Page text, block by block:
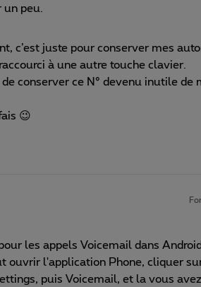
peu.
c’est juste pour conserver mes
à une autre touche clavier.
conserver ce N° devenu inutile de
😉
les appels Voicemail dans
ouvrir l'application Phone, cliquer
puis Voicemail, et la vous